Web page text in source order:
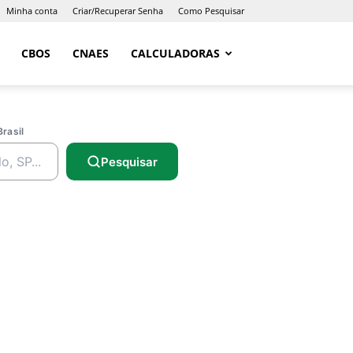
Minha conta Criar/Recuperar Senha Como Pesquisar
CBOS CNAES CALCULADORAS
Pesquisar